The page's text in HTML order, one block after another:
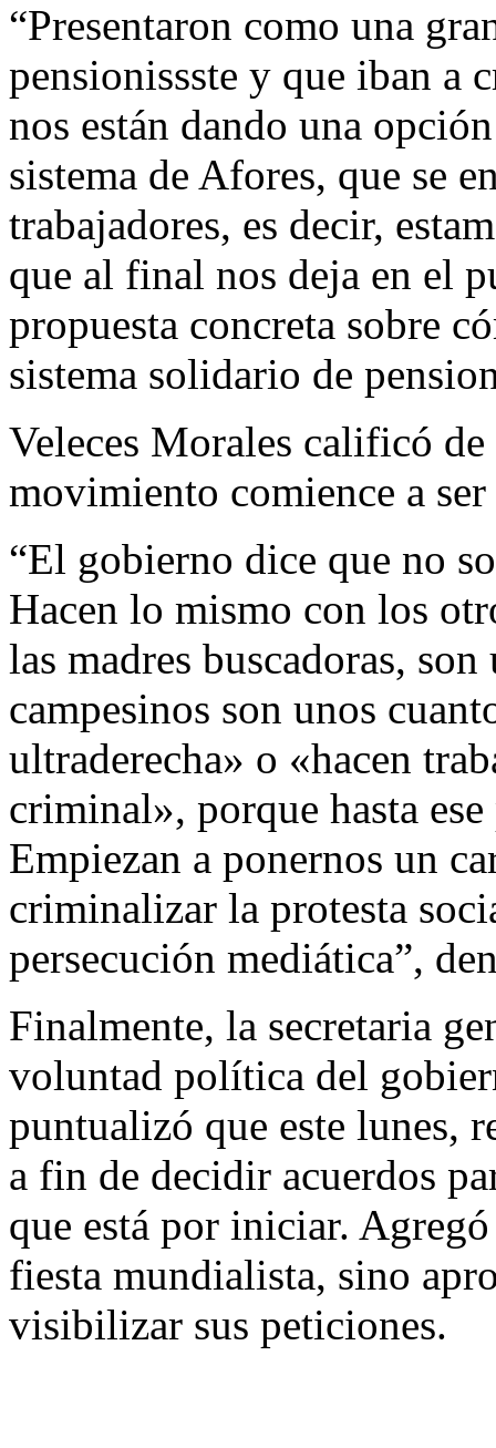
“Presentaron como una
pensionissste y que iban a
nos están dando una
sistema de Afores, que se
trabajadores, es decir,
que al final nos deja en el
propuesta concreta sobre
sistema solidario de
Veleces Morales calificó
movimiento comience a
“El gobierno dice que no
Hacen lo mismo con los
las madres buscadoras,
campesinos son unos
ultraderecha» o «hacen
criminal», porque hasta
Empiezan a ponernos un
criminalizar la protesta
persecución mediática”,
Finalmente, la secretaria
voluntad política del
puntualizó que este lunes,
a fin de decidir acuerdos
que está por iniciar.
fiesta mundialista, sino
visibilizar sus peticiones.